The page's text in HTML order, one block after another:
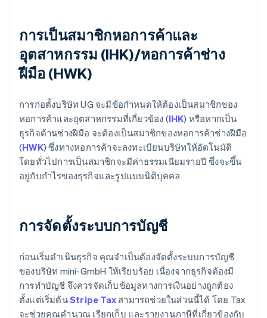
การเป็นสมาชิกหอการค้าและ
อุตสาหกรรม (IHK)/หอการค้าช่าง
ฝีมือ (HWK)
การก่อตั้งบริษัท UG จะมีข้อกำหนดให้ต้องเป็นสมาชิกของ
หอการค้าและอุตสาหกรรมที่เกี่ยวข้อง (IHK) หรือหากเป็น
ธุรกิจด้านช่างฝีมือ จะต้องเป็นสมาชิกของหอการค้าช่างฝีมือ
(HWK) ซึ่งทางหอการค้าจะลงทะเบียนบริษัทให้อัตโนมัติ
โดยทั่วไปการเป็นสมาชิกจะมีค่าธรรมเนียมรายปี ซึ่งจะขึ้น
อยู่กับกำไรของธุรกิจและรูปแบบนิติบุคคล
การจัดตั้งระบบการบัญชี
ก่อนเริ่มดำเนินธุรกิจ คุณจำเป็นต้องจัดตั้งระบบการบัญชี
ของบริษัท mini-GmbH ให้เรียบร้อย เนื่องจากธุรกิจต้องมี
การทำบัญชี จึงควรจัดเก็บข้อมูลทางการเงินอย่างถูกต้อง
ตั้งแต่เริ่มต้นStripe Tax สามารถช่วยในส่วนนี้ได้ โดย Tax
จะช่วยคุณคำนวณ เรียกเก็บ และรายงานภาษีที่เกี่ยวข้องกับ